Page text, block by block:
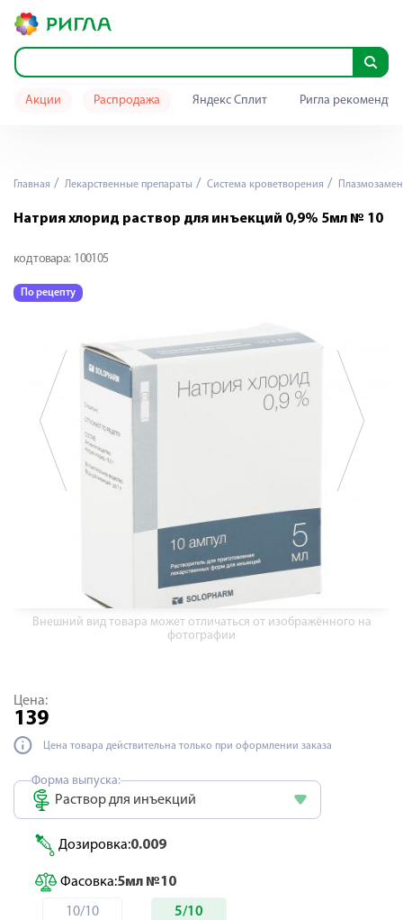
Акции Распродажа Яндекс Сплит Ригла
Главная Лекарственные препараты Система кроветворения
Натрия хлорид раствор для инъекций 0,9% 5мл № 10
код товара: 100105
По рецепту
Внешний вид товара может отличаться от изображённого на
фотографии
Цена:
139
Цена товара действительна только при оформлении заказа
Форма выпуска:
Раствор для инъекций
Дозировка:0.009
Фасовка:5мл №10
10/10 5/10